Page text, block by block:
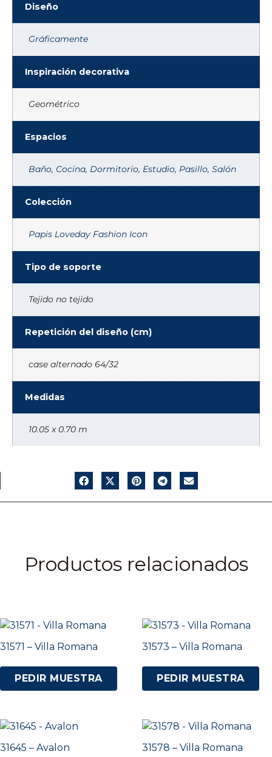
Diseño
Gráficamente
Inspiración decorativa
Geométrico
Espacios
Baño, Cocina, Dormitorio, Estudio, Pasillo, Salón
Colección
Papis Loveday Fashion Icon
Tipo de soporte
Tejido no tejido
Repetición del diseño (cm)
case alternado 64/32
Medidas
10.05 x 0.70 m
Productos relacionados
31571 – Villa Romana
PEDIR MUESTRA
31573 – Villa Romana
PEDIR MUESTRA
31645 – Avalon 31578 – Villa Romana